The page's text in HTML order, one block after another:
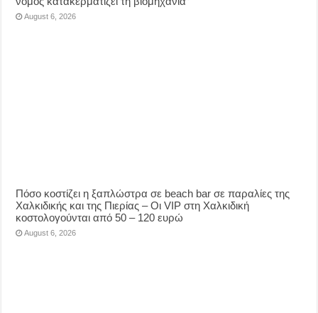
August 6, 2026
Πόσο κοστίζει η ξαπλώστρα σε beach bar σε παραλίες της
Χαλκιδικής και της Πιερίας – Οι VIP στη Χαλκιδική
κοστολογούνται από 50 – 120 ευρώ
August 6, 2026